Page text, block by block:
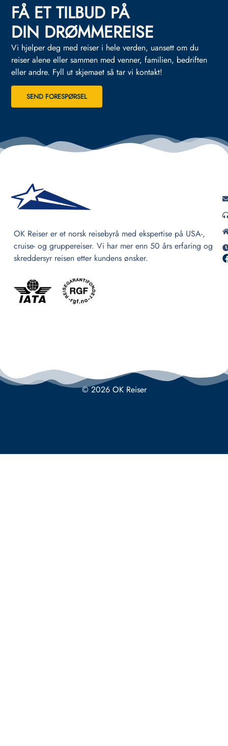
FÅ ET TILBUD PÅ
DIN DRØMMEREISE
Vi hjelper deg med reiser i hele verden, uansett om du
reiser alene eller sammen med venner, familien, bedriften
eller andre. Fyll ut skjemaet så tar vi kontakt!
SEND FORESPØRSEL
OK Reiser er et norsk reisebyrå med ekspertise på USA-,
cruise- og gruppereiser. Vi har mer enn 50 års erfaring og
skreddersyr reisen etter kundens ønsker.
© 2026 OK Reiser